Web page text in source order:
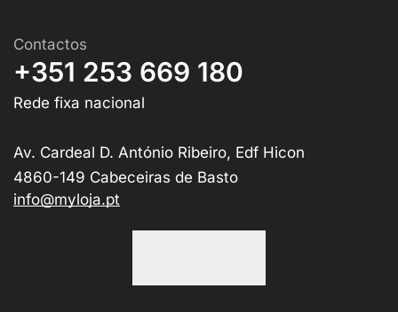
Contactos
+351 253 669 180
Rede fixa nacional
Av. Cardeal D. António Ribeiro, Edf Hicon
4860-149 Cabeceiras de Basto
info@myloja.pt